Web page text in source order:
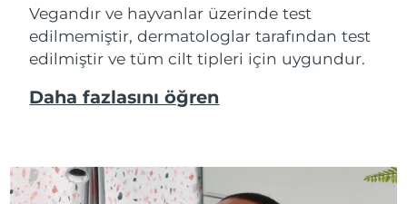
Vegandır ve hayvanlar üzerinde test
edilmemiştir, dermatologlar tarafından test
edilmiştir ve tüm cilt tipleri için uygundur.
Daha fazlasını öğren